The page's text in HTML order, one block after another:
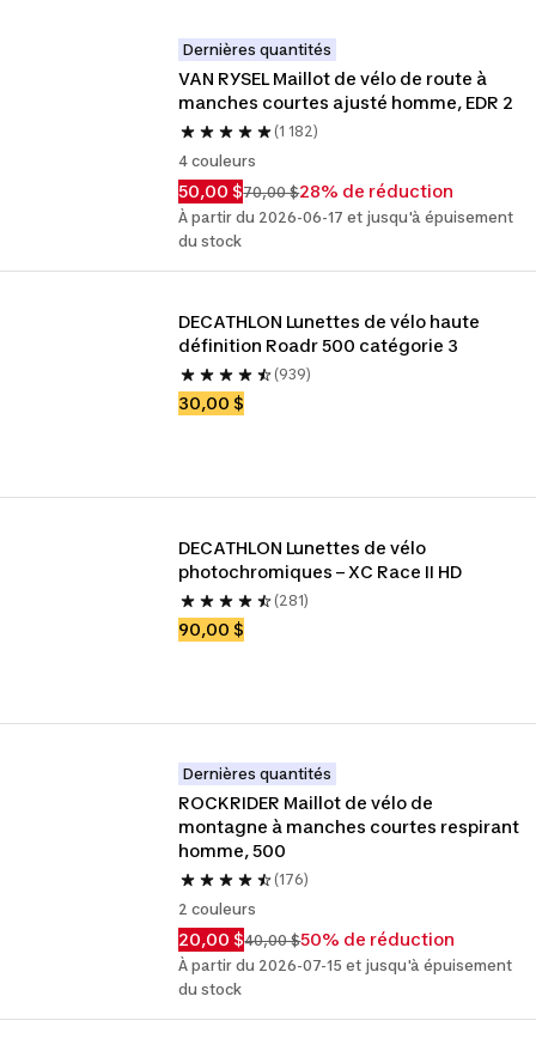
Dernières quantités
VAN RYSEL Maillot de vélo de route à
manches courtes ajusté homme, EDR 2
(1 182)
4 couleurs
50,00 $70,00 $28% de réduction
À partir du 2026-06-17 et jusqu'à épuisement
du stock
DECATHLON Lunettes de vélo haute
définition Roadr 500 catégorie 3
(939)
30,00 $
DECATHLON Lunettes de vélo
photochromiques – XC Race II HD
(281)
90,00 $
Dernières quantités
ROCKRIDER Maillot de vélo de
montagne à manches courtes respirant
homme, 500
(176)
2 couleurs
20,00 $40,00 $50% de réduction
À partir du 2026-07-15 et jusqu'à épuisement
du stock